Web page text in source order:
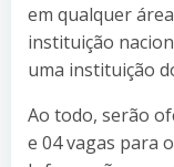
em qualquer
instituição
uma instituição
Ao todo, serão
e 04 vagas para